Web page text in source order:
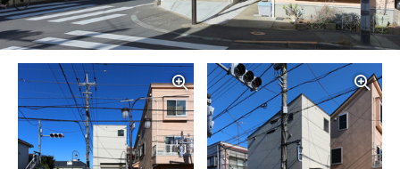
写真を拡大する